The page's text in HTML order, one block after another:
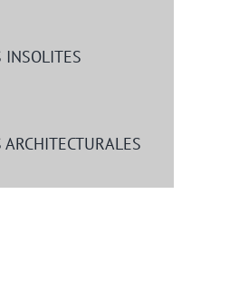
INSOLITES
ARCHITECTURALES